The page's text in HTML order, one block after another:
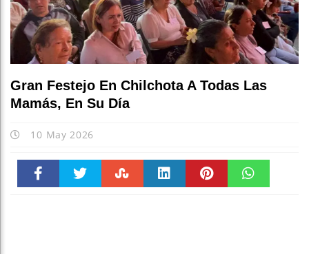
Gran Festejo En Chilchota A Todas Las
Mamás, En Su Día
10 May 2026